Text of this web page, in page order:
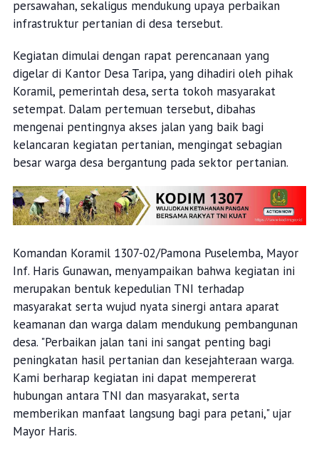
persawahan, sekaligus mendukung upaya perbaikan
infrastruktur pertanian di desa tersebut.
Kegiatan dimulai dengan rapat perencanaan yang
digelar di Kantor Desa Taripa, yang dihadiri oleh pihak
Koramil, pemerintah desa, serta tokoh masyarakat
setempat. Dalam pertemuan tersebut, dibahas
mengenai pentingnya akses jalan yang baik bagi
kelancaran kegiatan pertanian, mengingat sebagian
besar warga desa bergantung pada sektor pertanian.
Komandan Koramil 1307-02/Pamona Puselemba, Mayor
Inf. Haris Gunawan, menyampaikan bahwa kegiatan ini
merupakan bentuk kepedulian TNI terhadap
masyarakat serta wujud nyata sinergi antara aparat
keamanan dan warga dalam mendukung pembangunan
desa. "Perbaikan jalan tani ini sangat penting bagi
peningkatan hasil pertanian dan kesejahteraan warga.
Kami berharap kegiatan ini dapat mempererat
hubungan antara TNI dan masyarakat, serta
memberikan manfaat langsung bagi para petani," ujar
Mayor Haris.